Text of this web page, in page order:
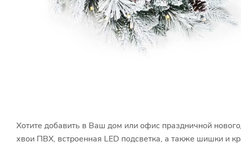
Хотите добавить в Ваш дом или офис праздничной
хвои ПВХ, встроенная LED подсветка, а также шишки и